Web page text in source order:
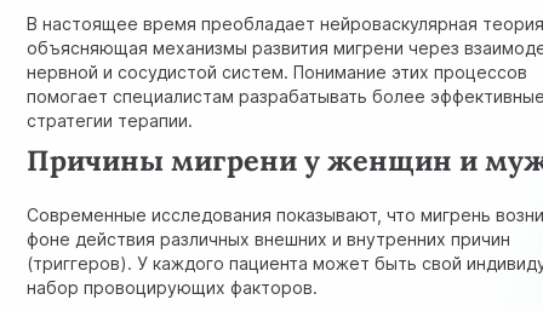
В настоящее время преобладает нейроваскулярная
объясняющая механизмы развития мигрени через
нервной и сосудистой систем. Понимание этих процессов
помогает специалистам разрабатывать более
стратегии терапии.
Причины мигрени у женщин и
Современные исследования показывают, что мигрень
фоне действия различных внешних и внутренних причин
(триггеров). У каждого пациента может быть свой
набор провоцирующих факторов.